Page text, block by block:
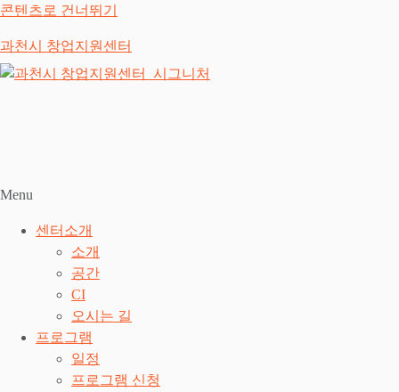
콘텐츠로 건너뛰기
과천시 창업지원센터
Menu
센터소개
소개
공간
CI
오시는 길
프로그램
일정
프로그램 신청